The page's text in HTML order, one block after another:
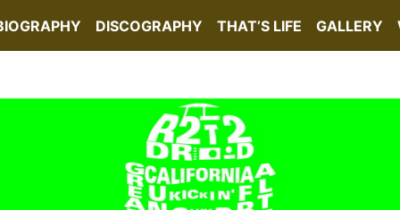
DISCOGRAPHY THAT’S LIFE GALLERY